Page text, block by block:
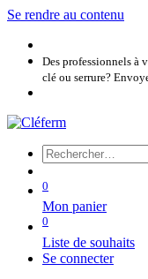
Se rendre au contenu
Des professionnels à
clé ou serrure?
0
Mon panier
0
Liste de souhaits
Se connecter